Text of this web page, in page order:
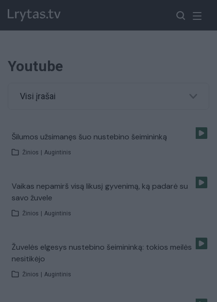
Youtube
Visi įrašai
Šilumos užsimanęs šuo nustebino šeimininką
Žinios Augintinis
Vaikas nepamirš visą likusį gyvenimą, ką padarė su
savo žuvele
Žinios Augintinis
Žuvelės elgesys nustebino šeimininką: tokios meilės
nesitikėjo
Žinios Augintinis